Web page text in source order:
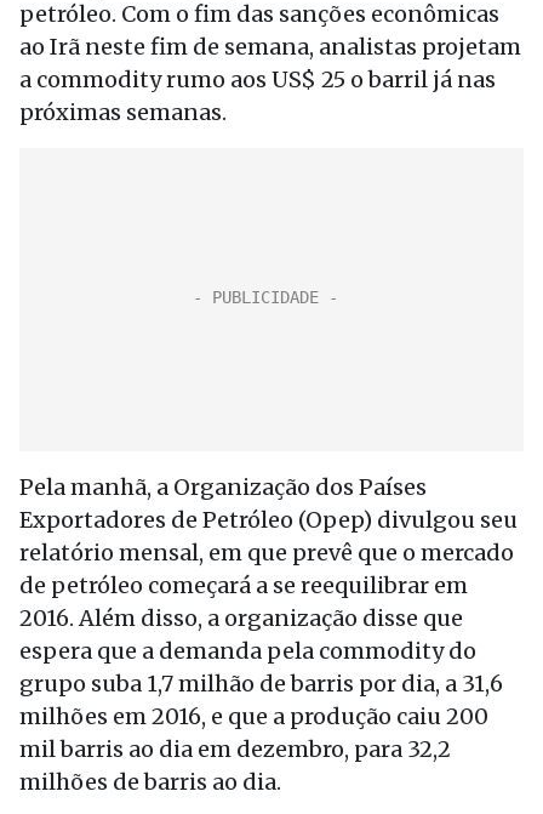
petróleo. Com o fim das sanções econômicas
ao Irã neste fim de semana, analistas projetam
a commodity rumo aos US$ 25 o barril já nas
próximas semanas.
Pela manhã, a Organização dos Países
Exportadores de Petróleo (Opep) divulgou seu
relatório mensal, em que prevê que o mercado
de petróleo começará a se reequilibrar em
2016. Além disso, a organização disse que
espera que a demanda pela commodity do
grupo suba 1,7 milhão de barris por dia, a 31,6
milhões em 2016, e que a produção caiu 200
mil barris ao dia em dezembro, para 32,2
milhões de barris ao dia.